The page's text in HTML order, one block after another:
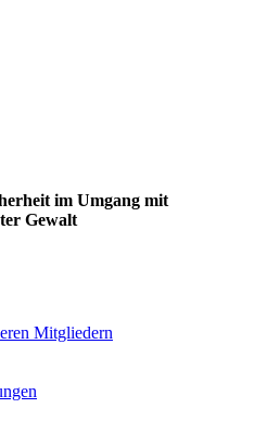
im Umgang mit
Gewalt
Mitgliedern